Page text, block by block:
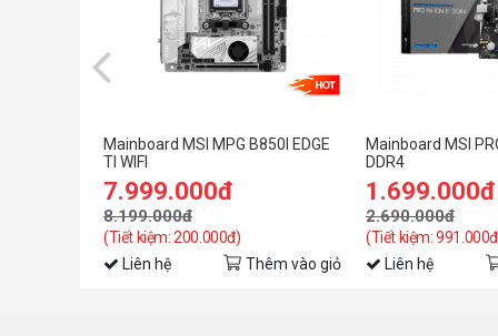
Mainboard MSI MPG B850I EDGE
TI WIFI
7.999.000đ
8.199.000đ
(Tiết kiệm: 200.000đ)
Liên hệ Thêm vào giỏ
Mainboard MSI
DDR4
1.699.000đ
2.690.000đ
(Tiết kiệm:
Liên hệ